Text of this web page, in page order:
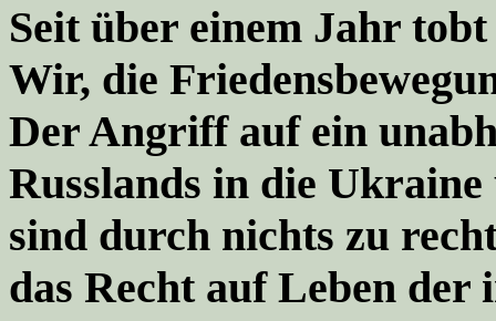
Seit über einem Jahr
Wir, die
Der Angriff auf ein
Russlands in die
sind durch nichts zu
das Recht auf Leben der